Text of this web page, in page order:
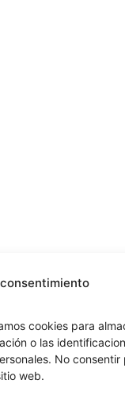
cookies para
o las
No
web.